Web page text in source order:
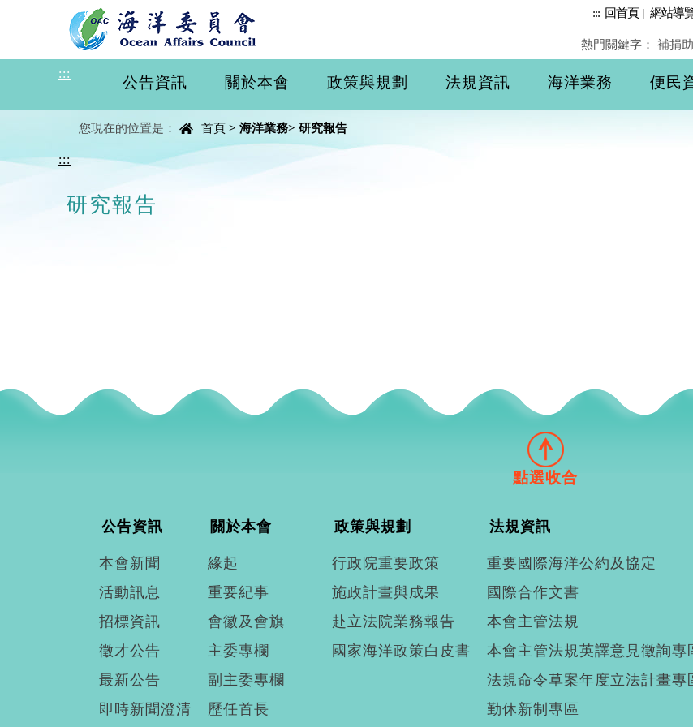
進入內容區塊 ::: 回首頁| 網站導
熱門關鍵字： 補捐助
:::
公告資訊 關於本會 政策與規劃 法規資訊 海洋業務 便民
您現在的位置是： 首頁 > 海洋業務> 研究報告
:::
研究報告
中央內容區塊
公告資訊
本會新聞
活動訊息
招標資訊
徵才公告
最新公告
即時新聞澄清
關於本會
緣起
重要紀事
會徽及會旗
主委專欄
副主委專欄
歷任首長
政策與規劃
行政院重要政策
施政計畫與成果
赴立法院業務報告
國家海洋政策白皮書
法規資訊
重要國際海洋公約及協定
國際合作文書
本會主管法規
本會主管法規英譯意見徵詢專
法規命令草案年度立法計畫專
勤休新制專區